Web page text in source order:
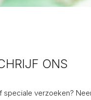
ONS
speciale verzoeken?